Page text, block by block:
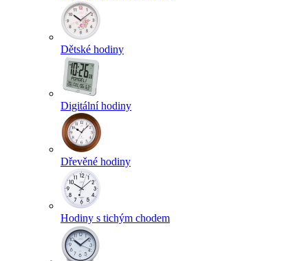
Dětské hodiny
Digitální hodiny
Dřevěné hodiny
Hodiny s tichým chodem